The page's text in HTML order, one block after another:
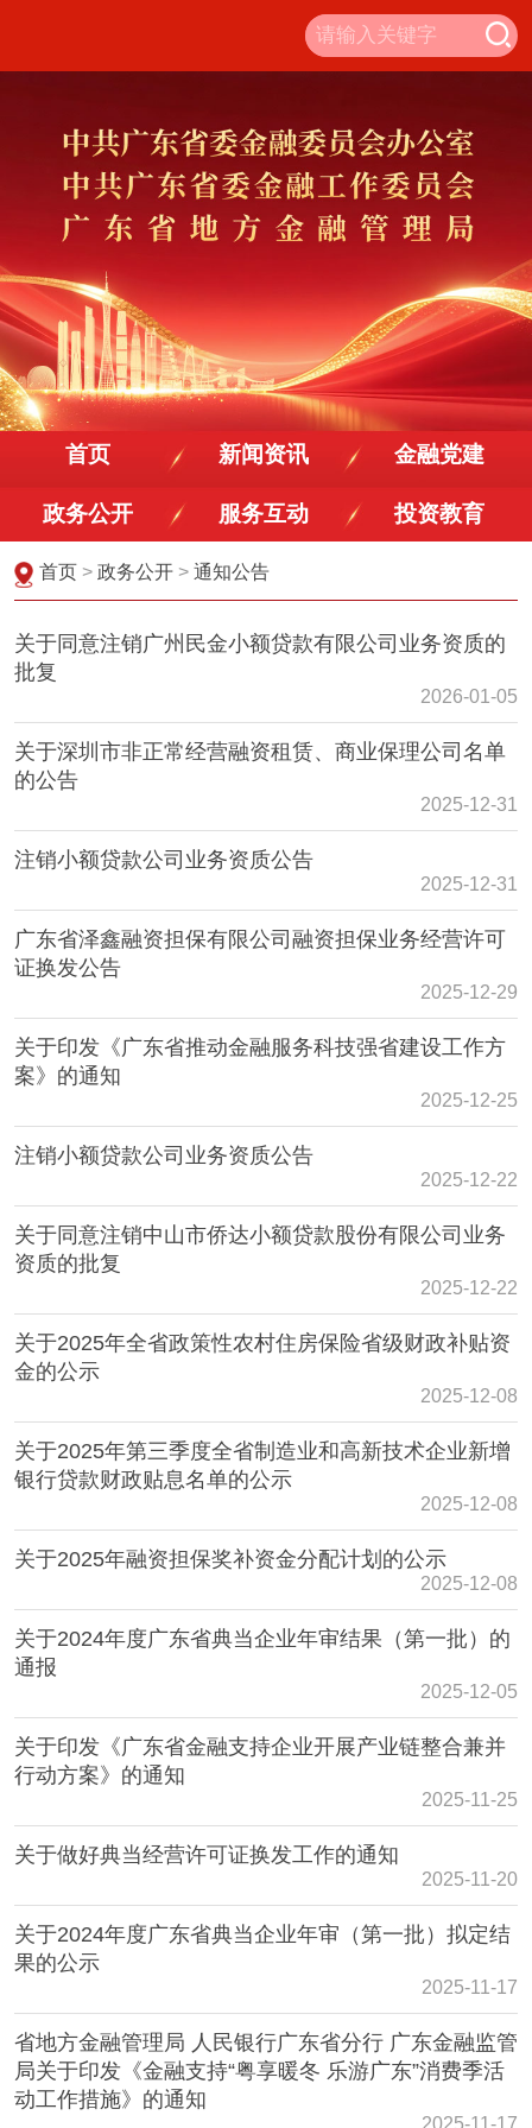
首页 新闻资讯 金融党建
政务公开 服务互动 投资教育
首页 >政务公开 >通知公告
关于同意注销广州民金小额贷款有限公司业务资质的
批复
2026-01-05
关于深圳市非正常经营融资租赁、商业保理公司名单
的公告
2025-12-31
注销小额贷款公司业务资质公告
2025-12-31
广东省泽鑫融资担保有限公司融资担保业务经营许可
证换发公告
2025-12-29
关于印发《广东省推动金融服务科技强省建设工作方
案》的通知
2025-12-25
注销小额贷款公司业务资质公告
2025-12-22
关于同意注销中山市侨达小额贷款股份有限公司业务
资质的批复
2025-12-22
关于2025年全省政策性农村住房保险省级财政补贴资
金的公示
2025-12-08
关于2025年第三季度全省制造业和高新技术企业新增
银行贷款财政贴息名单的公示
2025-12-08
关于2025年融资担保奖补资金分配计划的公示
2025-12-08
关于2024年度广东省典当企业年审结果（第一批）的
通报
2025-12-05
关于印发《广东省金融支持企业开展产业链整合兼并
行动方案》的通知
2025-11-25
关于做好典当经营许可证换发工作的通知
2025-11-20
关于2024年度广东省典当企业年审（第一批）拟定结
果的公示
2025-11-17
省地方金融管理局 人民银行广东省分行 广东金融监管
局关于印发《金融支持“粤享暖冬 乐游广东”消费季活
动工作措施》的通知
2025-11-17